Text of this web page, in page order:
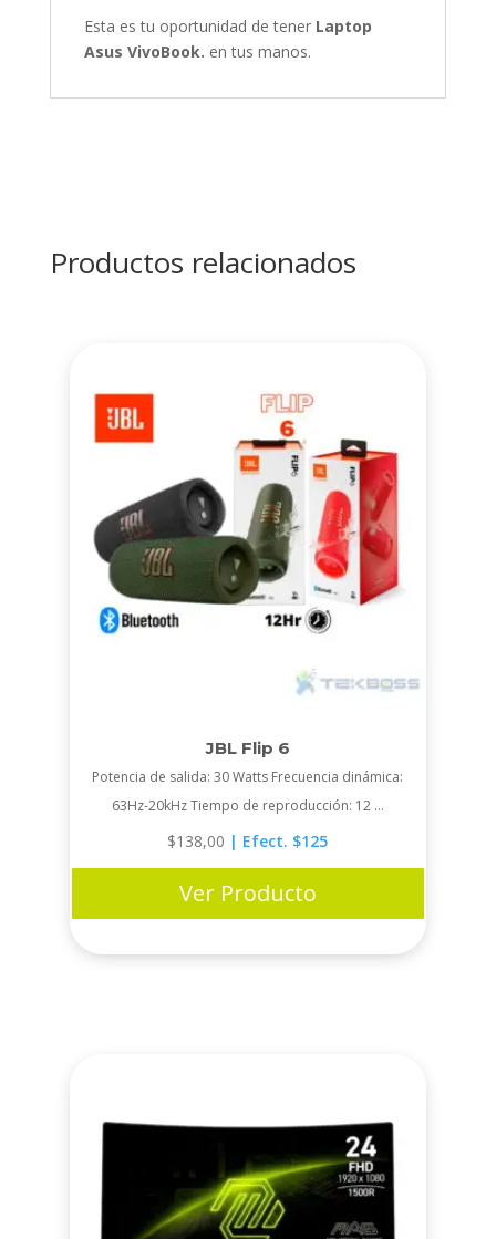
Esta es tu oportunidad de tener Laptop
Asus VivoBook. en tus manos.
Productos relacionados
JBL Flip 6
Potencia de salida: 30 Watts Frecuencia dinámica:
63Hz-20kHz Tiempo de reproducción: 12 ...
$138,00 | Efect. $125
Ver Producto